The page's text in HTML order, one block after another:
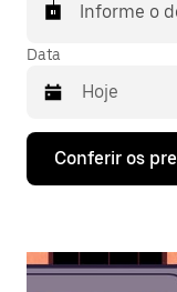
Informe o
Data
Pressione
seta
interagir
Conferir os